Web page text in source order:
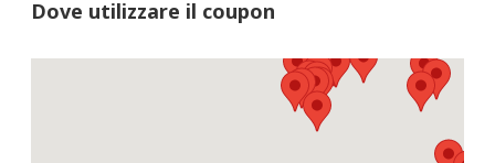
Dove utilizzare il coupon